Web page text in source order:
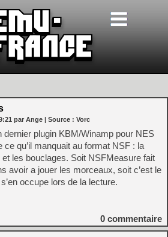
par Ange | Source : Vorc
dernier plugin KBM/Winamp pour NES
qu’il manquait au format NSF : la
les bouclages. Soit NSFMeasure fait
avoir a jouer les morceaux, soit c’est le
occupe lors de la lecture.
0 commentaire